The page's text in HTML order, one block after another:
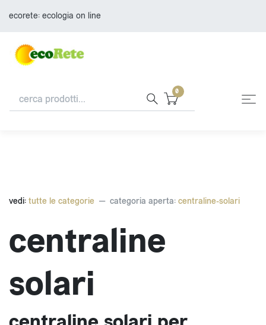
ecorete: ecologia on line
0
vedi: tutte le categorie categoria aperta: centraline-solari
centraline
solari